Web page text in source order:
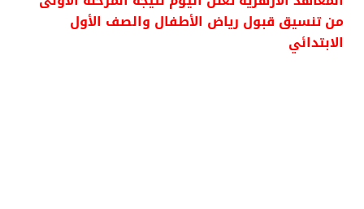
من تنسيق قبول رياض الأطفال والصف الأول
الابتدائي